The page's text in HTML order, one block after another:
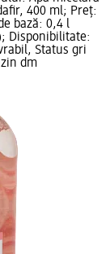
400 ml; Preț:
bază: 0,4 l
Disponibilitate:
Status gri
dm